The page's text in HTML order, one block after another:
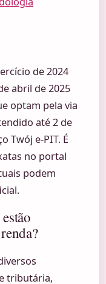
de 2024
abril de 2025
optam pela via
até 2 de
Twój e-PIT. É
no portal
podem
tributária,